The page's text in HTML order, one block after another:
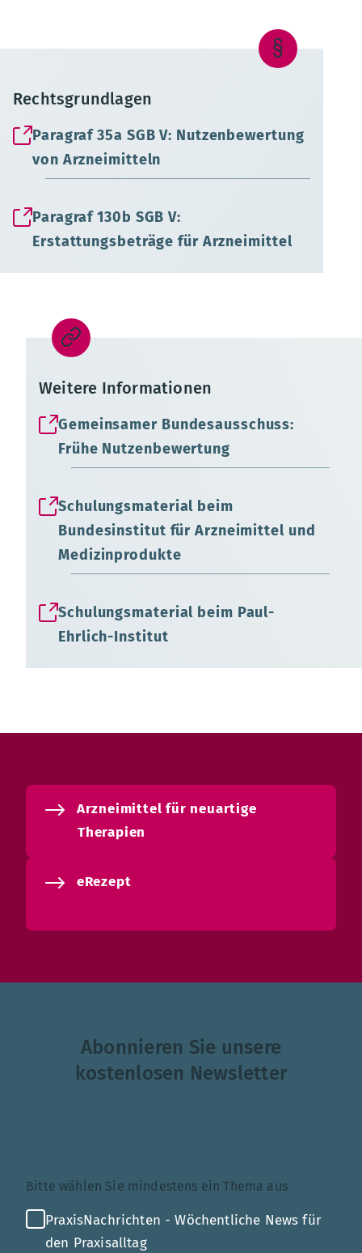
Rechtsgrundlagen
Paragraf 35a SGB V: Nutzenbewertung
von Arzneimitteln
Paragraf 130b SGB V:
Erstattungsbeträge für Arzneimittel
Weitere Informationen
Gemeinsamer Bundesausschuss:
Frühe Nutzenbewertung
Schulungsmaterial beim
Bundesinstitut für Arzneimittel und
Medizinprodukte
Schulungsmaterial beim Paul-
Ehrlich-Institut
Arzneimittel für neuartige
Therapien
eRezept
Abonnieren Sie unsere
kostenlosen Newsletter
Bitte wählen Sie mindestens ein Thema aus
PraxisNachrichten - Wöchentliche News für
den Praxisalltag